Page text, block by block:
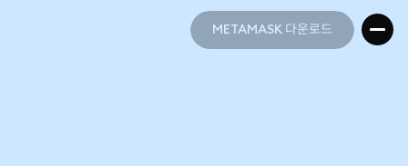
METAMASK 다운로드